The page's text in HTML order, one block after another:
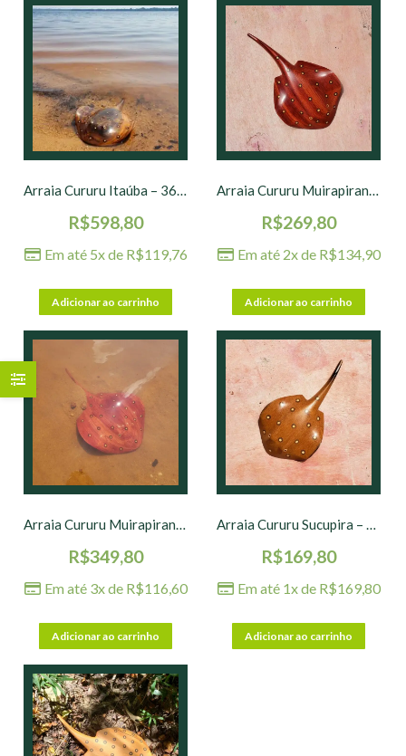
Arraia Cururu Itaúba – 36 x 22 cm
R$598,80
Em até 5x de R$119,76
Adicionar ao carrinho
Arraia Cururu Muirapiranga – 27 x 15 cm
R$269,80
Em até 2x de R$134,90
Adicionar ao carrinho
Arraia Cururu Muirapiranga – 31 x 18 cm
R$349,80
Em até 3x de R$116,60
Adicionar ao carrinho
Arraia Cururu Sucupira – 19 x 11 cm
R$169,80
Em até 1x de R$169,80
Adicionar ao carrinho